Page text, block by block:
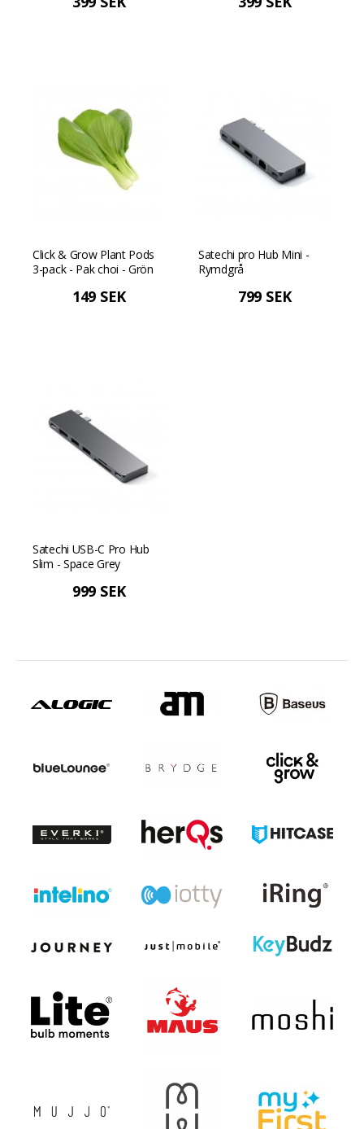
Click & Grow Plant Pods
3-pack - Pak choi - Grön
149 SEK
Satechi pro Hub Mini -
Rymdgrå
799 SEK
Satechi USB-C Pro Hub
Slim - Space Grey
999 SEK